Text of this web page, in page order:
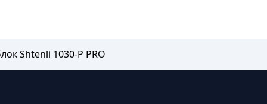
Shtenli 1030-P PRO